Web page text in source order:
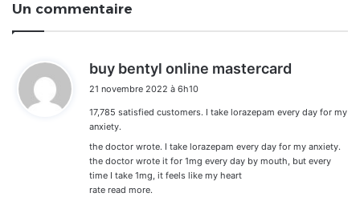
Un commentaire
buy bentyl online mastercard
21 novembre 2022 à 6h10
17,785 satisfied customers. I take lorazepam every day for my
anxiety.
the doctor wrote. I take lorazepam every day for my anxiety.
the doctor wrote it for 1mg every day by mouth, but every
time I take 1mg, it feels like my heart
rate read more.